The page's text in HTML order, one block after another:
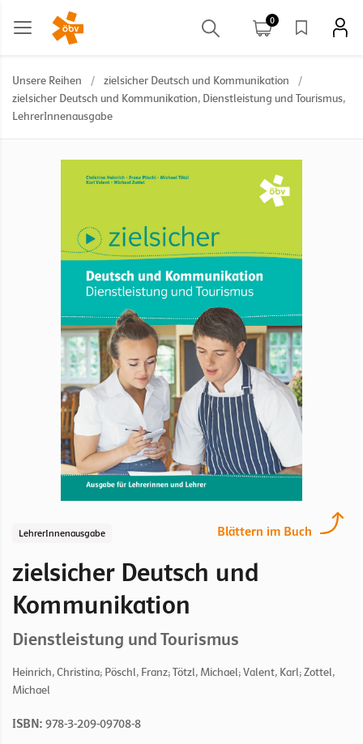
0
Unsere Reihen / zielsicher Deutsch und Kommunikation
/
zielsicher Deutsch und Kommunikation, Dienstleistung und Tourismus,
LehrerInnenausgabe
Blättern im Buch
LehrerInnenausgabe
zielsicher Deutsch und
Kommunikation
Dienstleistung und Tourismus
Heinrich, Christina; Pöschl, Franz; Tötzl, Michael; Valent, Karl; Zottel,
Michael
ISBN: 978-3-209-09708-8